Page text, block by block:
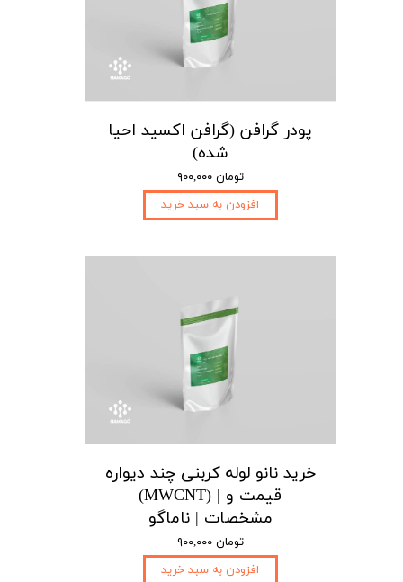
پودر گرافن (گرافن اکسید احیا
شده)
۹۰۰,۰۰۰ تومان
افزودن به سبد خرید
خرید نانو لوله کربنی چند دیواره
(MWCNT) | قیمت و
مشخصات | ناماگو
۹۰۰,۰۰۰ تومان
افزودن به سبد خرید